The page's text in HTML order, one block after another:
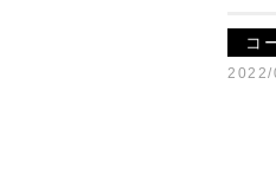
コ
2022/